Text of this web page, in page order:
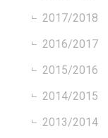
2017/2018
2016/2017
2015/2016
2014/2015
2013/2014